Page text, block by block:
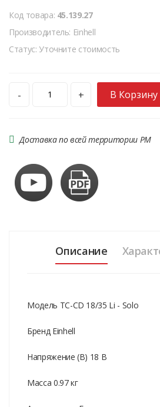
Код товара: 45.139.27
Производитель: Einhell
Статус: Уточните стоимость
- + В Корзину
Доставка по всей территории РМ
Описание
Модель TC-CD 18/35 Li - Solo
Бренд Einhell
Напряжение (В) 18 В
Масса 0.97 кг